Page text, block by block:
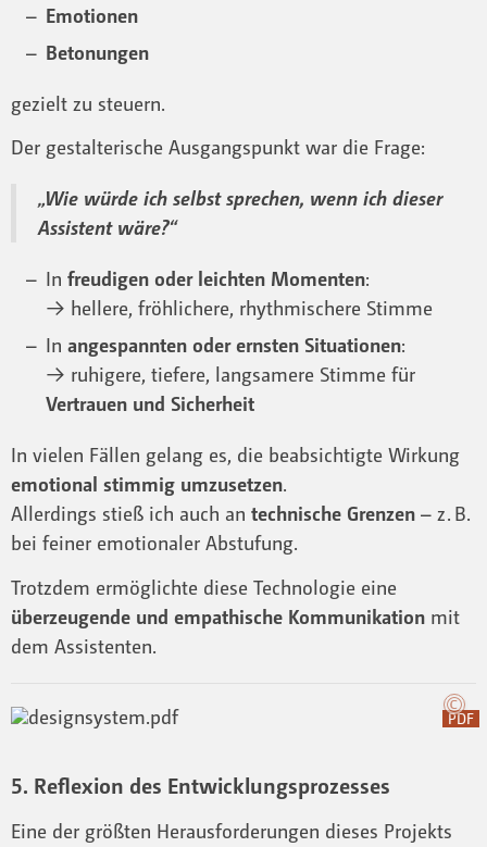
Emotionen
Betonungen
gezielt zu steuern.
Der gestalterische Ausgangspunkt war die Frage:
„Wie würde ich selbst sprechen, wenn ich dieser
Assistent wäre?“
In freudigen oder leichten Momenten:
→ hellere, fröhlichere, rhythmischere Stimme
In angespannten oder ernsten Situationen:
→ ruhigere, tiefere, langsamere Stimme für
Vertrauen und Sicherheit
In vielen Fällen gelang es, die beabsichtigte Wirkung
emotional stimmig umzusetzen.
Allerdings stieß ich auch an technische Grenzen – z. B.
bei feiner emotionaler Abstufung.
Trotzdem ermöglichte diese Technologie eine
überzeugende und empathische Kommunikation mit
dem Assistenten.
PDF
5. Reflexion des Entwicklungsprozesses
Eine der größten Herausforderungen dieses Projekts